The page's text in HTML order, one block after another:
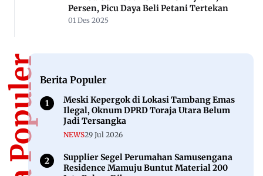
Polisi Grebek Tiga Lokasi Tambang Emas
Ilegal di Kalumpang, Tiga Ekskavator Disita
DPMPTSP Sulbar
26 Jan 2026
ADVERTORIAL
Pembahasan Revisi RTRW di DPRD Sulbar
Berlangsung Alot
INTERNASIONAL